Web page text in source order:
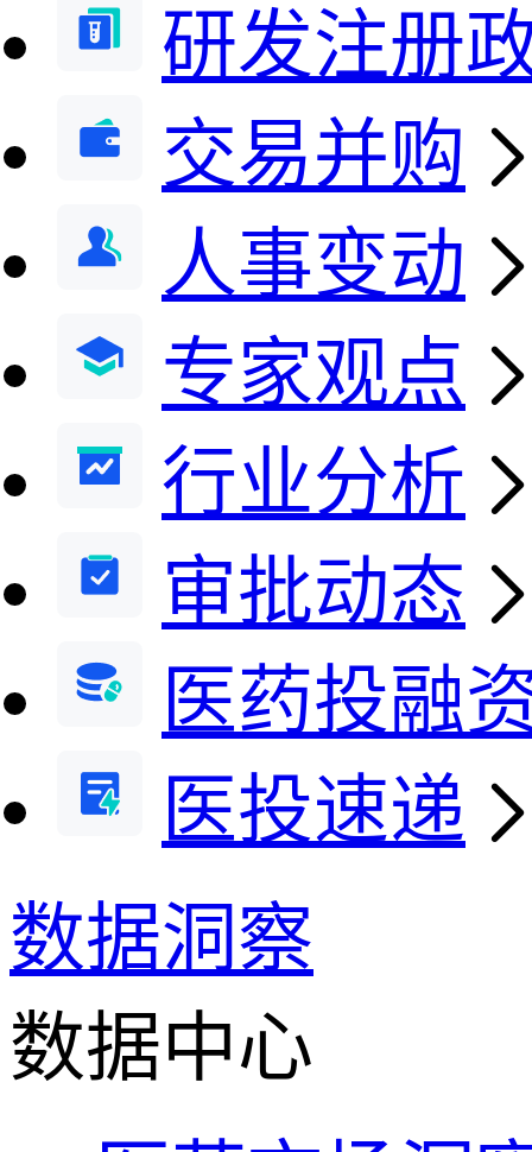
研发注册
交易并购
人事变动
专家观点
行业分析
审批动态
医药投融
医投速递
数据洞察
数据中心